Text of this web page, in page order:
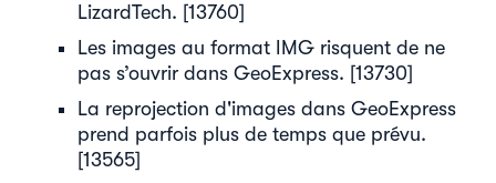
LizardTech. [13760]
Les images au format IMG risquent de ne
pas s’ouvrir dans GeoExpress. [13730]
La reprojection d'images dans GeoExpress
prend parfois plus de temps que prévu.
[13565]